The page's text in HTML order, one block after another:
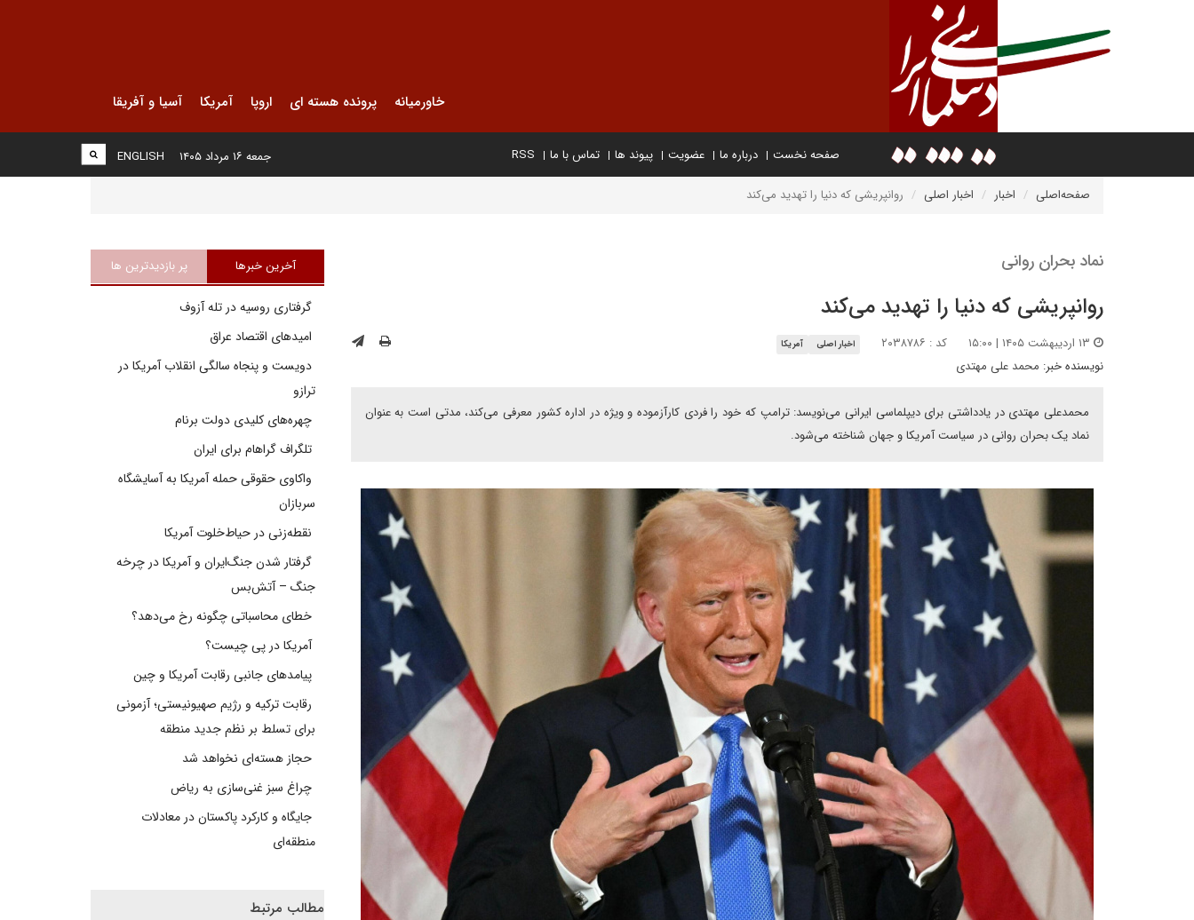
خاورمیانه پرونده هسته ای اروپا آمریکا آسیا و آفریقا
صفحه نخست درباره ما عضویت پیوند ها تماس با ما RSS
ENGLISH جمعه ۱۶ مرداد ۱۴۰۵
صفحه‌اصلی اخبار اخبار اصلی روانپریشی که دنیا را تهدید می‌کند
نماد بحران روانی
روانپریشی که دنیا را تهدید می‌کند
کد : ۲۰۳۸۷۸۶ اخبار اصلی آمریکا
نویسنده خبر: محمد علی مهتدی
محمدعلی مهتدی در یادداشتی برای دیپلماسی ایرانی می‌نویسد: ترامپ که خود را فردی کارآزموده و ویژه در اداره کشور معرفی می‌کند، مدتی است به عنوان
نماد یک بحران روانی در سیاست آمریکا و جهان شناخته می‌شود.
آخرین خبرها پر بازدیدترین ها
گرفتاری روسیه در تله آزوف
امیدهای اقتصاد عراق
دویست و پنجاه سالگی انقلاب آمریکا در
ترازو
چهره‌های کلیدی دولت برنام
تلگراف گراهام برای ایران
واکاوی حقوقی حمله آمریکا به آسایشگاه
سربازان
نقطه‌زنی در حیاط‌خلوت آمریکا
گرفتار شدن جنگ‌ایران و آمریکا در چرخه
جنگ – آتش‌بس
خطای محاسباتی چگونه رخ می‌دهد؟
آمریکا در پی چیست؟
پیامدهای جانبی رقابت آمریکا و چین
رقابت ترکیه و رژیم صهیونیستی؛ آزمونی
برای تسلط بر نظم جدید منطقه
حجاز هسته‌ای نخواهد شد
چراغ سبز غنی‌سازی به ریاض
جایگاه و کارکرد پاکستان در معادلات
منطقه‌ای
مطالب مرتبط